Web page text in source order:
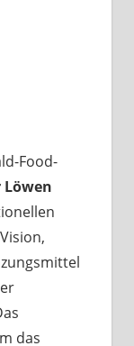
Food-
Löwen
das